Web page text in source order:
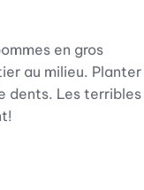
en gros
au milieu. Planter
dents. Les terribles